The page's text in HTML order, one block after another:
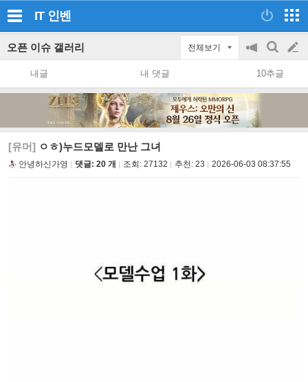
IT 인벤
오픈 이슈 갤러리 전체보기
공
지
on/off
검
색
글
쓰
내글 내 댓글 10추글
[유머] ㅇㅎ)누드모델로 만난 그녀
안녕하신가영 댓글: 20 개 조회: 27132 추천: 23 2026-06-03 08:37:55